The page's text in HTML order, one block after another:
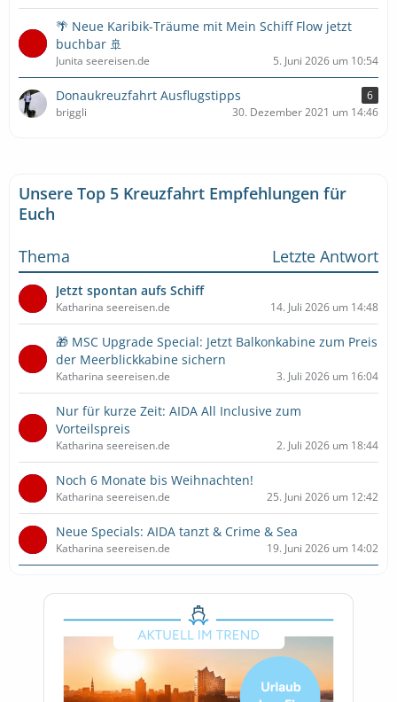
🌴 Neue Karibik-Träume mit Mein Schiff Flow jetzt
buchbar 🚢
Junita seereisen.de 5. Juni 2026 um 10:54
Donaukreuzfahrt Ausflugstipps
6
briggli
30. Dezember 2021 um 14:46
Unsere Top 5 Kreuzfahrt Empfehlungen für
Euch
Thema
Letzte Antwort
Jetzt spontan aufs Schiff
Katharina seereisen.de 14. Juli 2026 um 14:48
🎁 MSC Upgrade Special: Jetzt Balkonkabine zum Preis
der Meerblickkabine sichern
Katharina seereisen.de 3. Juli 2026 um 16:04
Nur für kurze Zeit: AIDA All Inclusive zum
Vorteilspreis
Katharina seereisen.de 2. Juli 2026 um 18:44
Noch 6 Monate bis Weihnachten!
Katharina seereisen.de 25. Juni 2026 um 12:42
Neue Specials: AIDA tanzt & Crime & Sea
Katharina seereisen.de 19. Juni 2026 um 14:02